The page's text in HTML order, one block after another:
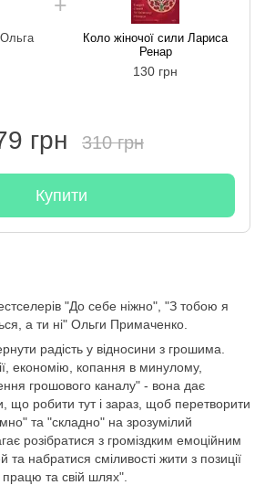
Коло жіночої сили Лариса
Ренар
130 грн
грн 310 грн
Купити
"До себе ніжно", "З тобою я
а ти ні" Ольги Примаченко.
радість у відносини з грошима.
економію, копання в минулому,
грошового каналу" - вона дає
що робити тут і зараз, щоб перетворити
та "складно" на зрозумілий
розібратися з громіздким емоційним
набратися сміливості жити з позиції
та свій шлях".